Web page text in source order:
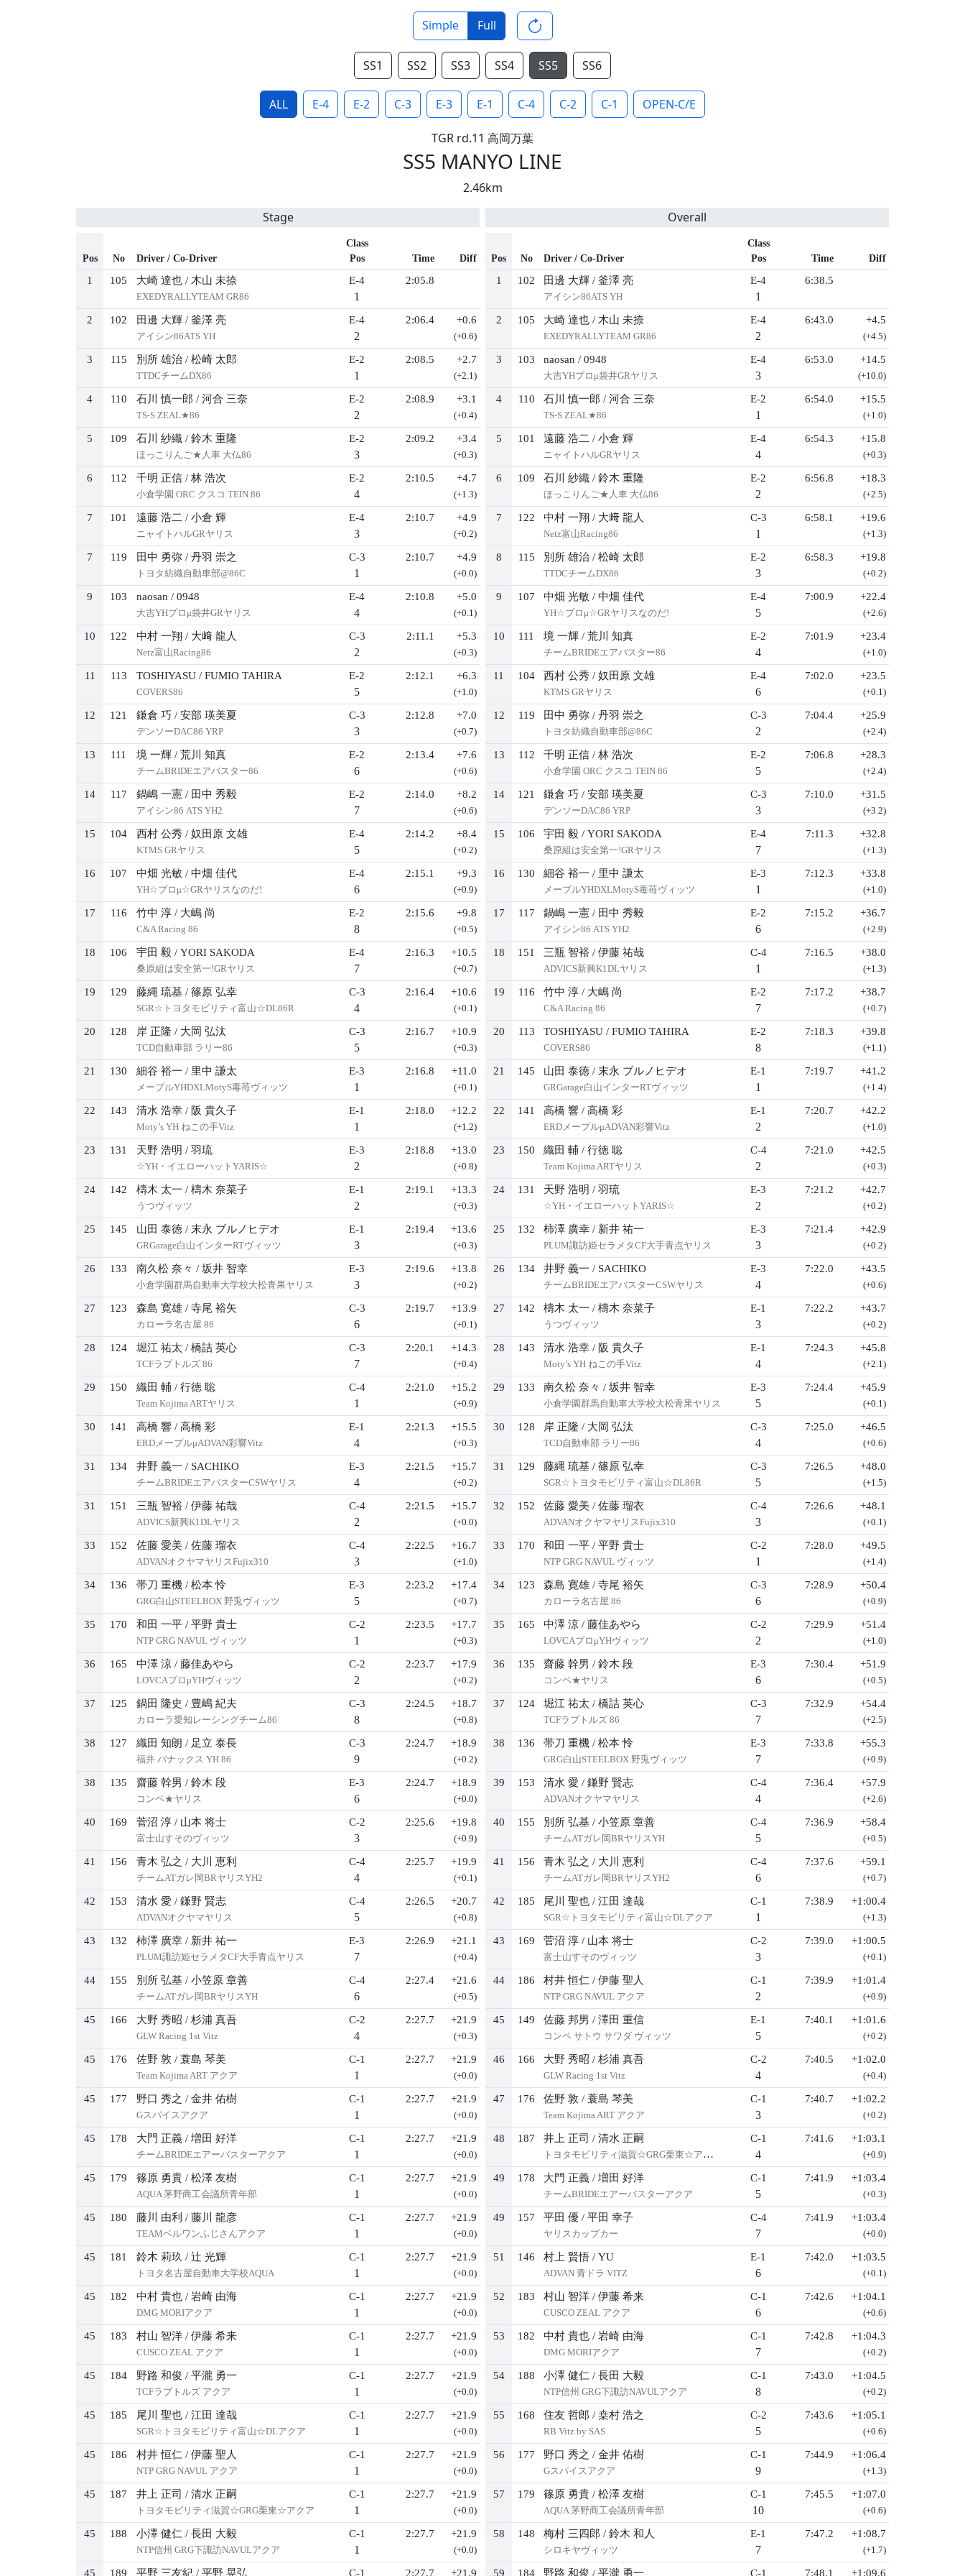
Simple Full
SS1 SS2 SS3 SS4 SS5 SS6
ALL E-4 E-2 C-3 E-3 E-1 C-4 C-2 C-1 OPEN-C/E
TGR rd.11 高岡万葉
SS5 MANYO LINE
2.46km
Stage
Pos No Driver / Co-Driver
Class
Pos
Time Diff
1 105 大崎 達也 / 木山 未捺
EXEDYRALLYTEAM GR86
E-4
1
2:05.8
2 102 田邊 大輝 / 釜澤 亮
アイシン86ATS YH
E-4
2
2:06.4 +0.6
(+0.6)
3 115 別所 雄治 / 松崎 太郎
TTDCチームDX86
E-2
1
2:08.5 +2.7
(+2.1)
4 110 石川 慎一郎 / 河合 三奈
TS-S ZEAL★86
E-2
2
2:08.9 +3.1
(+0.4)
5 109 石川 紗織 / 鈴木 重隆
ほっこりんご★人車 大仏86
E-2
3
2:09.2 +3.4
(+0.3)
6 112 千明 正信 / 林 浩次
小倉学園 ORC クスコ TEIN 86
E-2
4
2:10.5 +4.7
(+1.3)
7 101 遠藤 浩二 / 小倉 輝
ニャイトハルGRヤリス
E-4
3
2:10.7 +4.9
(+0.2)
7 119 田中 勇弥 / 丹羽 崇之
トヨタ紡織自動車部@86C
C-3
1
2:10.7 +4.9
(+0.0)
9 103 naosan / 0948
大吉YHプロμ袋井GRヤリス
E-4
4
2:10.8 +5.0
(+0.1)
10 122 中村 一翔 / 大﨑 龍人
Netz富山Racing86
C-3
2
2:11.1 +5.3
(+0.3)
11 113 TOSHIYASU / FUMIO TAHIRA
COVERS86
E-2
5
2:12.1 +6.3
(+1.0)
12 121 鎌倉 巧 / 安部 瑛美夏
デンソーDAC86 YRP
C-3
3
2:12.8 +7.0
(+0.7)
13 111 境 一輝 / 荒川 知真
チームBRIDEエアバスター86
E-2
6
2:13.4 +7.6
(+0.6)
14 117 鍋嶋 一憲 / 田中 秀毅
アイシン86 ATS YH2
E-2
7
2:14.0 +8.2
(+0.6)
15 104 西村 公秀 / 奴田原 文雄
KTMS GRヤリス
E-4
5
2:14.2 +8.4
(+0.2)
16 107 中畑 光敏 / 中畑 佳代
YH☆プロμ☆GRヤリスなのだ!
E-4
6
2:15.1 +9.3
(+0.9)
17 116 竹中 淳 / 大嶋 尚
C&A Racing 86
E-2
8
2:15.6 +9.8
(+0.5)
18 106 宇田 毅 / YORI SAKODA
桑原組は安全第一!GRヤリス
E-4
7
2:16.3 +10.5
(+0.7)
19 129 藤縄 琉基 / 篠原 弘幸
SGR☆トヨタモビリティ富山☆DL86R
C-3
4
2:16.4 +10.6
(+0.1)
20 128 岸 正隆 / 大岡 弘汰
TCD自動車部 ラリー86
C-3
5
2:16.7 +10.9
(+0.3)
21 130 細谷 裕一 / 里中 謙太
メープルYHDXLMotyS毒苺ヴィッツ
E-3
1
2:16.8 +11.0
(+0.1)
22 143 清水 浩幸 / 阪 貴久子
Moty’s YH ねこの手Vitz
E-1
1
2:18.0 +12.2
(+1.2)
23 131 天野 浩明 / 羽琉
☆YH・イエローハットYARIS☆
E-3
2
2:18.8 +13.0
(+0.8)
24 142 檮木 太一 / 檮木 奈菜子
うつヴィッツ
E-1
2
2:19.1 +13.3
(+0.3)
25 145 山田 泰徳 / 末永 ブルノヒデオ
GRGarage白山インターRTヴィッツ
E-1
3
2:19.4 +13.6
(+0.3)
26 133 南久松 奈々 / 坂井 智幸
小倉学園群馬自動車大学校大松青果ヤリス
E-3
3
2:19.6 +13.8
(+0.2)
27 123 森島 寛雄 / 寺尾 裕矢
カローラ名古屋 86
C-3
6
2:19.7 +13.9
(+0.1)
28 124 堀江 祐太 / 橋詰 英心
TCFラプトルズ 86
C-3
7
2:20.1 +14.3
(+0.4)
29 150 織田 輔 / 行徳 聡
Team Kojima ARTヤリス
C-4
1
2:21.0 +15.2
(+0.9)
30 141 高橋 響 / 高橋 彩
ERDメープルμADVAN彩響Vitz
E-1
4
2:21.3 +15.5
(+0.3)
31 134 井野 義一 / SACHIKO
チームBRIDEエアバスターCSWヤリス
E-3
4
2:21.5 +15.7
(+0.2)
31 151 三瓶 智裕 / 伊藤 祐哉
ADVICS新興K1DLヤリス
C-4
2
2:21.5 +15.7
(+0.0)
33 152 佐藤 愛美 / 佐藤 瑠衣
ADVANオクヤマヤリスFujix310
C-4
3
2:22.5 +16.7
(+1.0)
34 136 帯刀 重機 / 松本 怜
GRG白山STEELBOX 野兎ヴィッツ
E-3
5
2:23.2 +17.4
(+0.7)
35 170 和田 一平 / 平野 貴士
NTP GRG NAVUL ヴィッツ
C-2
1
2:23.5 +17.7
(+0.3)
36 165 中澤 涼 / 藤佳あやら
LOVCAプロμYHヴィッツ
C-2
2
2:23.7 +17.9
(+0.2)
37 125 鍋田 隆史 / 豊嶋 紀夫
カローラ愛知レーシングチーム86
C-3
8
2:24.5 +18.7
(+0.8)
38 127 織田 知朗 / 足立 泰長
福井 バナックス YH 86
C-3
9
2:24.7 +18.9
(+0.2)
38 135 齋藤 幹男 / 鈴木 段
コンペ★ヤリス
E-3
6
2:24.7 +18.9
(+0.0)
40 169 菅沼 淳 / 山本 将士
富士山すそのヴィッツ
C-2
3
2:25.6 +19.8
(+0.9)
41 156 青木 弘之 / 大川 恵利
チームATガレ岡BRヤリスYH2
C-4
4
2:25.7 +19.9
(+0.1)
42 153 清水 愛 / 鎌野 賢志
ADVANオクヤマヤリス
C-4
5
2:26.5 +20.7
(+0.8)
43 132 柿澤 廣幸 / 新井 祐一
PLUM諏訪姫セラメタCF大手青点ヤリス
E-3
7
2:26.9 +21.1
(+0.4)
44 155 別所 弘基 / 小笠原 章善
チームATガレ岡BRヤリスYH
C-4
6
2:27.4 +21.6
(+0.5)
45 166 大野 秀昭 / 杉浦 真吾
GLW Racing 1st Vitz
C-2
4
2:27.7 +21.9
(+0.3)
45 176 佐野 敦 / 蓑島 琴美
Team Kojima ART アクア
C-1
1
2:27.7 +21.9
(+0.0)
45 177 野口 秀之 / 金井 佑樹
Gスパイスアクア
C-1
1
2:27.7 +21.9
(+0.0)
45 178 大門 正義 / 増田 好洋
チームBRIDEエアーバスターアクア
C-1
1
2:27.7 +21.9
(+0.0)
45 179 篠原 勇貴 / 松澤 友樹
AQUA 茅野商工会議所青年部
C-1
1
2:27.7 +21.9
(+0.0)
45 180 藤川 由利 / 藤川 龍彦
TEAMベルワンふじさんアクア
C-1
1
2:27.7 +21.9
(+0.0)
45 181 鈴木 莉玖 / 辻 光輝
トヨタ名古屋自動車大学校AQUA
C-1
1
2:27.7 +21.9
(+0.0)
45 182 中村 貴也 / 岩崎 由海
DMG MORIアクア
C-1
1
2:27.7 +21.9
(+0.0)
45 183 村山 智洋 / 伊藤 希来
CUSCO ZEAL アクア
C-1
1
2:27.7 +21.9
(+0.0)
45 184 野路 和俊 / 平瀧 勇一
TCFラプトルズ アクア
C-1
1
2:27.7 +21.9
(+0.0)
45 185 尾川 聖也 / 江田 達哉
SGR☆トヨタモビリティ富山☆DLアクア
C-1
1
2:27.7 +21.9
(+0.0)
45 186 村井 恒仁 / 伊藤 聖人
NTP GRG NAVUL アクア
C-1
1
2:27.7 +21.9
(+0.0)
45 187 井上 正司 / 清水 正嗣
トヨタモビリティ滋賀☆GRG栗東☆アクア
C-1
1
2:27.7 +21.9
(+0.0)
45 188 小澤 健仁 / 長田 大毅
NTP信州 GRG下諏訪NAVULアクア
C-1
1
2:27.7 +21.9
(+0.0)
45 189 平野 三友紀 / 平野 晃弘 C-1 2:27.7 +21.9
Overall
Pos No Driver / Co-Driver
Class
Pos
Time Diff
1 102 田邊 大輝 / 釜澤 亮
アイシン86ATS YH
E-4
1
6:38.5
2 105 大崎 達也 / 木山 未捺
EXEDYRALLYTEAM GR86
E-4
2
6:43.0 +4.5
(+4.5)
3 103 naosan / 0948
大吉YHプロμ袋井GRヤリス
E-4
3
6:53.0 +14.5
(+10.0)
4 110 石川 慎一郎 / 河合 三奈
TS-S ZEAL★86
E-2
1
6:54.0 +15.5
(+1.0)
5 101 遠藤 浩二 / 小倉 輝
ニャイトハルGRヤリス
E-4
4
6:54.3 +15.8
(+0.3)
6 109 石川 紗織 / 鈴木 重隆
ほっこりんご★人車 大仏86
E-2
2
6:56.8 +18.3
(+2.5)
7 122 中村 一翔 / 大﨑 龍人
Netz富山Racing86
C-3
1
6:58.1 +19.6
(+1.3)
8 115 別所 雄治 / 松崎 太郎
TTDCチームDX86
E-2
3
6:58.3 +19.8
(+0.2)
9 107 中畑 光敏 / 中畑 佳代
YH☆プロμ☆GRヤリスなのだ!
E-4
5
7:00.9 +22.4
(+2.6)
10 111 境 一輝 / 荒川 知真
チームBRIDEエアバスター86
E-2
4
7:01.9 +23.4
(+1.0)
11 104 西村 公秀 / 奴田原 文雄
KTMS GRヤリス
E-4
6
7:02.0 +23.5
(+0.1)
12 119 田中 勇弥 / 丹羽 崇之
トヨタ紡織自動車部@86C
C-3
2
7:04.4 +25.9
(+2.4)
13 112 千明 正信 / 林 浩次
小倉学園 ORC クスコ TEIN 86
E-2
5
7:06.8 +28.3
(+2.4)
14 121 鎌倉 巧 / 安部 瑛美夏
デンソーDAC86 YRP
C-3
3
7:10.0 +31.5
(+3.2)
15 106 宇田 毅 / YORI SAKODA
桑原組は安全第一!GRヤリス
E-4
7
7:11.3 +32.8
(+1.3)
16 130 細谷 裕一 / 里中 謙太
メープルYHDXLMotyS毒苺ヴィッツ
E-3
1
7:12.3 +33.8
(+1.0)
17 117 鍋嶋 一憲 / 田中 秀毅
アイシン86 ATS YH2
E-2
6
7:15.2 +36.7
(+2.9)
18 151 三瓶 智裕 / 伊藤 祐哉
ADVICS新興K1DLヤリス
C-4
1
7:16.5 +38.0
(+1.3)
19 116 竹中 淳 / 大嶋 尚
C&A Racing 86
E-2
7
7:17.2 +38.7
(+0.7)
20 113 TOSHIYASU / FUMIO TAHIRA
COVERS86
E-2
8
7:18.3 +39.8
(+1.1)
21 145 山田 泰徳 / 末永 ブルノヒデオ
GRGarage白山インターRTヴィッツ
E-1
1
7:19.7 +41.2
(+1.4)
22 141 高橋 響 / 高橋 彩
ERDメープルμADVAN彩響Vitz
E-1
2
7:20.7 +42.2
(+1.0)
23 150 織田 輔 / 行徳 聡
Team Kojima ARTヤリス
C-4
2
7:21.0 +42.5
(+0.3)
24 131 天野 浩明 / 羽琉
☆YH・イエローハットYARIS☆
E-3
2
7:21.2 +42.7
(+0.2)
25 132 柿澤 廣幸 / 新井 祐一
PLUM諏訪姫セラメタCF大手青点ヤリス
E-3
3
7:21.4 +42.9
(+0.2)
26 134 井野 義一 / SACHIKO
チームBRIDEエアバスターCSWヤリス
E-3
4
7:22.0 +43.5
(+0.6)
27 142 檮木 太一 / 檮木 奈菜子
うつヴィッツ
E-1
3
7:22.2 +43.7
(+0.2)
28 143 清水 浩幸 / 阪 貴久子
Moty’s YH ねこの手Vitz
E-1
4
7:24.3 +45.8
(+2.1)
29 133 南久松 奈々 / 坂井 智幸
小倉学園群馬自動車大学校大松青果ヤリス
E-3
5
7:24.4 +45.9
(+0.1)
30 128 岸 正隆 / 大岡 弘汰
TCD自動車部 ラリー86
C-3
4
7:25.0 +46.5
(+0.6)
31 129 藤縄 琉基 / 篠原 弘幸
SGR☆トヨタモビリティ富山☆DL86R
C-3
5
7:26.5 +48.0
(+1.5)
32 152 佐藤 愛美 / 佐藤 瑠衣
ADVANオクヤマヤリスFujix310
C-4
3
7:26.6 +48.1
(+0.1)
33 170 和田 一平 / 平野 貴士
NTP GRG NAVUL ヴィッツ
C-2
1
7:28.0 +49.5
(+1.4)
34 123 森島 寛雄 / 寺尾 裕矢
カローラ名古屋 86
C-3
6
7:28.9 +50.4
(+0.9)
35 165 中澤 涼 / 藤佳あやら
LOVCAプロμYHヴィッツ
C-2
2
7:29.9 +51.4
(+1.0)
36 135 齋藤 幹男 / 鈴木 段
コンペ★ヤリス
E-3
6
7:30.4 +51.9
(+0.5)
37 124 堀江 祐太 / 橋詰 英心
TCFラプトルズ 86
C-3
7
7:32.9 +54.4
(+2.5)
38 136 帯刀 重機 / 松本 怜
GRG白山STEELBOX 野兎ヴィッツ
E-3
7
7:33.8 +55.3
(+0.9)
39 153 清水 愛 / 鎌野 賢志
ADVANオクヤマヤリス
C-4
4
7:36.4 +57.9
(+2.6)
40 155 別所 弘基 / 小笠原 章善
チームATガレ岡BRヤリスYH
C-4
5
7:36.9 +58.4
(+0.5)
41 156 青木 弘之 / 大川 恵利
チームATガレ岡BRヤリスYH2
C-4
6
7:37.6 +59.1
(+0.7)
42 185 尾川 聖也 / 江田 達哉
SGR☆トヨタモビリティ富山☆DLアクア
C-1
1
7:38.9 +1:00.4
(+1.3)
43 169 菅沼 淳 / 山本 将士
富士山すそのヴィッツ
C-2
3
7:39.0 +1:00.5
(+0.1)
44 186 村井 恒仁 / 伊藤 聖人
NTP GRG NAVUL アクア
C-1
2
7:39.9 +1:01.4
(+0.9)
45 149 佐藤 邦男 / 澤田 重信
コンペ サトウ サワダ ヴィッツ
E-1
5
7:40.1 +1:01.6
(+0.2)
46 166 大野 秀昭 / 杉浦 真吾
GLW Racing 1st Vitz
C-2
4
7:40.5 +1:02.0
(+0.4)
47 176 佐野 敦 / 蓑島 琴美
Team Kojima ART アクア
C-1
3
7:40.7 +1:02.2
(+0.2)
48 187 井上 正司 / 清水 正嗣
トヨタモビリティ滋賀☆GRG栗東☆アクア
C-1
4
7:41.6 +1:03.1
(+0.9)
49 178 大門 正義 / 増田 好洋
チームBRIDEエアーバスターアクア
C-1
5
7:41.9 +1:03.4
(+0.3)
49 157 平田 優 / 平田 幸子
ヤリスカップカー
C-4
7
7:41.9 +1:03.4
(+0.0)
51 146 村上 賢悟 / YU
ADVAN 青ドラ VITZ
E-1
6
7:42.0 +1:03.5
(+0.1)
52 183 村山 智洋 / 伊藤 希来
CUSCO ZEAL アクア
C-1
6
7:42.6 +1:04.1
(+0.6)
53 182 中村 貴也 / 岩崎 由海
DMG MORIアクア
C-1
7
7:42.8 +1:04.3
(+0.2)
54 188 小澤 健仁 / 長田 大毅
NTP信州 GRG下諏訪NAVULアクア
C-1
8
7:43.0 +1:04.5
(+0.2)
55 168 住友 哲郎 / 桒村 浩之
RB Vitz by SAS
C-2
5
7:43.6 +1:05.1
(+0.6)
56 177 野口 秀之 / 金井 佑樹
Gスパイスアクア
C-1
9
7:44.9 +1:06.4
(+1.3)
57 179 篠原 勇貴 / 松澤 友樹
AQUA 茅野商工会議所青年部
C-1
10
7:45.5 +1:07.0
(+0.6)
58 148 梅村 三四郎 / 鈴木 和人
シロキヤヴィッツ
E-1
7
7:47.2 +1:08.7
(+1.7)
59 184 野路 和俊 / 平瀧 勇一 C-1 7:48.1 +1:09.6